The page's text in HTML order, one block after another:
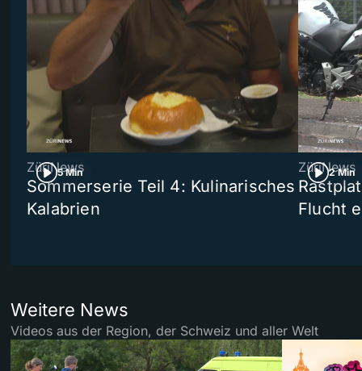
5 Min
ZüriNews
Sommerserie Teil 4: Kulinarisches
Kalabrien
2 Min
ZüriNews
Flucht
Weitere News
Videos aus der Region, der Schweiz und aller Welt